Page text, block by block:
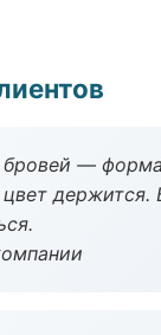
бровей — форма
держится.